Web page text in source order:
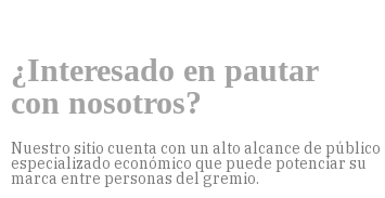
¿Interesado en pautar
con nosotros?
Nuestro sitio cuenta con un alto alcance de público
especializado económico que puede potenciar su
marca entre personas del gremio.